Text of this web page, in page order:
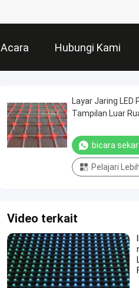
Acara Hubungi Kami
Layar Jaring LED
Tampilan Luar
Pemandangan
bicara
Pelajari
Video terkait